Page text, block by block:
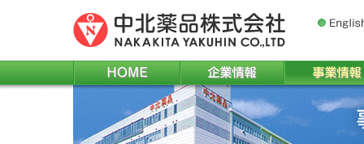
企業情報 事業情報